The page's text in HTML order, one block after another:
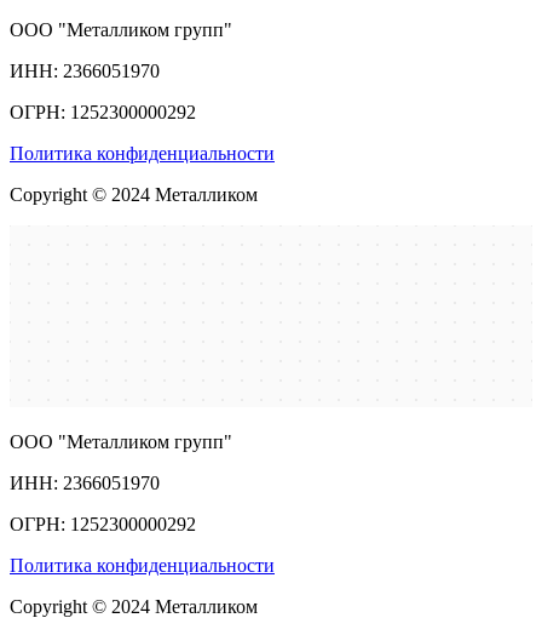
ООО "Металликом групп"
ИНН: 2366051970
ОГРН: 1252300000292
Политика конфиденциальности
Copyright © 2024 Металликом
ООО "Металликом групп"
ИНН: 2366051970
ОГРН: 1252300000292
Политика конфиденциальности
Copyright © 2024 Металликом